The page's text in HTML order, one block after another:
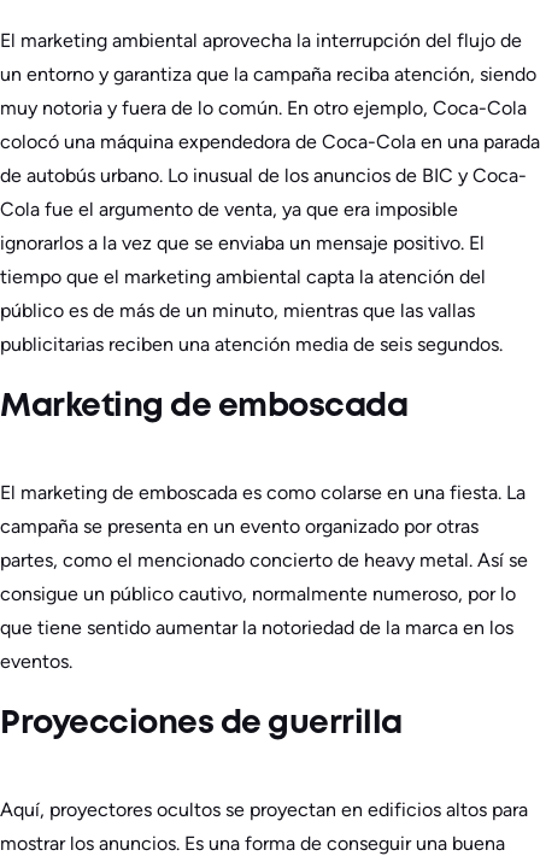
El marketing ambiental aprovecha la interrupción del flujo de
un entorno y garantiza que la campaña reciba atención, siendo
muy notoria y fuera de lo común. En otro ejemplo, Coca-Cola
colocó una máquina expendedora de Coca-Cola en una parada
de autobús urbano. Lo inusual de los anuncios de BIC y Coca-
Cola fue el argumento de venta, ya que era imposible
ignorarlos a la vez que se enviaba un mensaje positivo. El
tiempo que el marketing ambiental capta la atención del
público es de más de un minuto, mientras que las vallas
publicitarias reciben una atención media de seis segundos.
Marketing de emboscada
El marketing de emboscada es como colarse en una fiesta. La
campaña se presenta en un evento organizado por otras
partes, como el mencionado concierto de heavy metal. Así se
consigue un público cautivo, normalmente numeroso, por lo
que tiene sentido aumentar la notoriedad de la marca en los
eventos.
Proyecciones de guerrilla
Aquí, proyectores ocultos se proyectan en edificios altos para
mostrar los anuncios. Es una forma de conseguir una buena